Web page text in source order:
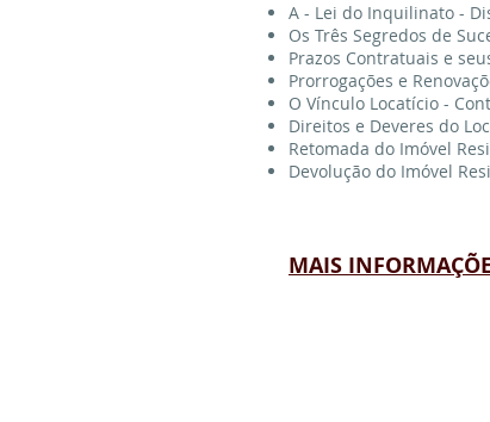
A - Lei do Inquilinato -
Os Três Segredos de
Prazos Contratuais e
Prorrogações e
O Vínculo Locatício -
Direitos e Deveres do
Retomada do Imóvel
Devolução do Imóvel
MAIS